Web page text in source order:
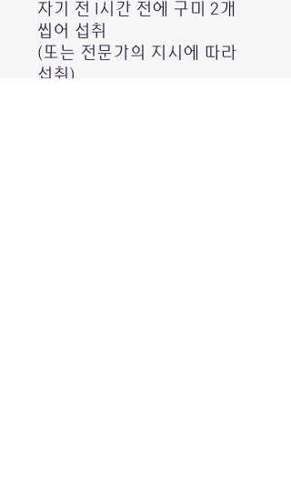
자기 전 1시간 전에 구미 2개
씹어 섭취
(또는 전문가의 지시에 따라
섭취)